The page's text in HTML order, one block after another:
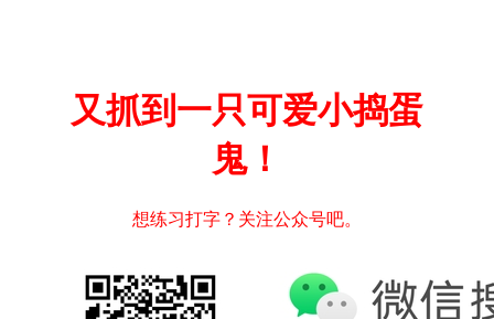
又抓到一只可爱小捣蛋
鬼！
想练习打字？关注公众号吧。